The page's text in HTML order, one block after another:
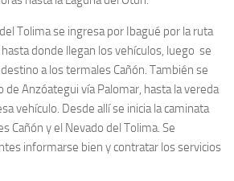
Tolima se ingresa por Ibagué por la ruta
donde llegan los vehículos, luego se
a los termales Cañón. También se
de Anzóategui vía Palomar, hasta la vereda
vehículo. Desde allí se inicia la caminata
Cañón y el Nevado del Tolima. Se
informarse bien y contratar los servicios